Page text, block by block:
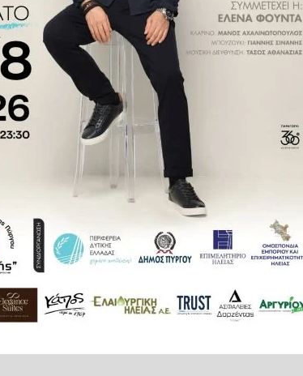
της Ηλείας με
συλλογική ζωή της
και ανθρώπου της
εκφράζω τα